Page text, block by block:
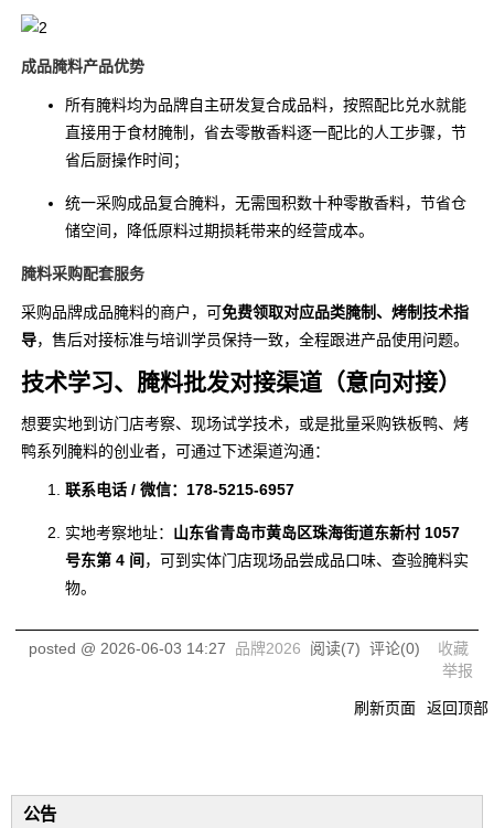
成品腌料产品优势
所有腌料均为品牌自主研发复合成品料，按照配比兑水就能
直接用于食材腌制，省去零散香料逐一配比的人工步骤，节
省后厨操作时间；
统一采购成品复合腌料，无需囤积数十种零散香料，节省仓
储空间，降低原料过期损耗带来的经营成本。
腌料采购配套服务
采购品牌成品腌料的商户，可免费领取对应品类腌制、烤制技术指
导，售后对接标准与培训学员保持一致，全程跟进产品使用问题。
技术学习、腌料批发对接渠道（意向对接）
想要实地到访门店考察、现场试学技术，或是批量采购铁板鸭、烤
鸭系列腌料的创业者，可通过下述渠道沟通：
联系电话 / 微信：178-5215-6957
实地考察地址： 山东省青岛市黄岛区珠海街道东新村 1057
号东第 4 间 ，可到实体门店现场品尝成品口味、查验腌料实
物。
posted @ 2026-06-03 14:27 品牌2026 阅读(7) 评论(0) 收藏
举报
刷新页面 返回顶部
公告